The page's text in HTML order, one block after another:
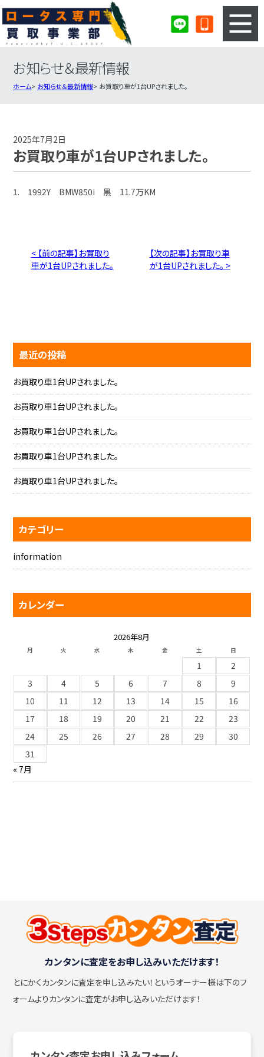
3ステップのカンタン査定
ロータス買取実績
お知らせ＆最新情報
ホーム お知らせ＆最新情報 お買取り車が1台UPされました。
2025年7月2日
お買取り車が1台UPされました。
1. 1992Y BMW850i 黒 11.7万KM
< 【前の記事】お買取り
車が1台UPされました。
【次の記事】お買取り車
が1台UPされました。 >
最近の投稿
お買取り車1台UPされました。
お買取り車1台UPされました。
お買取り車1台UPされました。
お買取り車1台UPされました。
お買取り車1台UPされました。
カテゴリー
information
カレンダー
2026年8月
月 火 水 木 金 土 日
1
2
3
4 5 6 7 8
9
10
11 12 13 14 15
16
17
18 19 20 21 22
23
24
25 26 27 28 29
30
31
« 7月
カンタンに査定をお申し込みいただけます！
とにかくカンタンに査定を申し込みたい！ というオーナー様は下のフ
ォームよりカンタンに査定がお申し込みいただけます！